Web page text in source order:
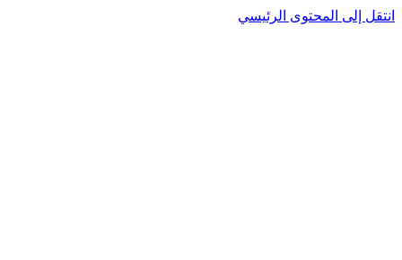
انتقل إلى المحتوى الرئيسي